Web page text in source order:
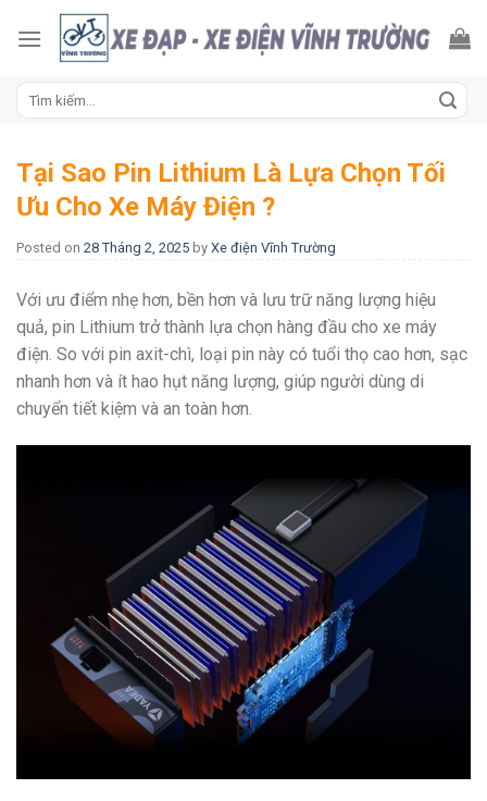
Tại Sao Pin Lithium Là Lựa Chọn Tối
Ưu Cho Xe Máy Điện ?
Posted on 28 Tháng 2, 2025 by Xe điện Vĩnh Trường
Với ưu điểm nhẹ hơn, bền hơn và lưu trữ năng lượng hiệu
quả, pin Lithium trở thành lựa chọn hàng đầu cho xe máy
điện. So với pin axit-chì, loại pin này có tuổi thọ cao hơn, sạc
nhanh hơn và ít hao hụt năng lượng, giúp người dùng di
chuyển tiết kiệm và an toàn hơn.